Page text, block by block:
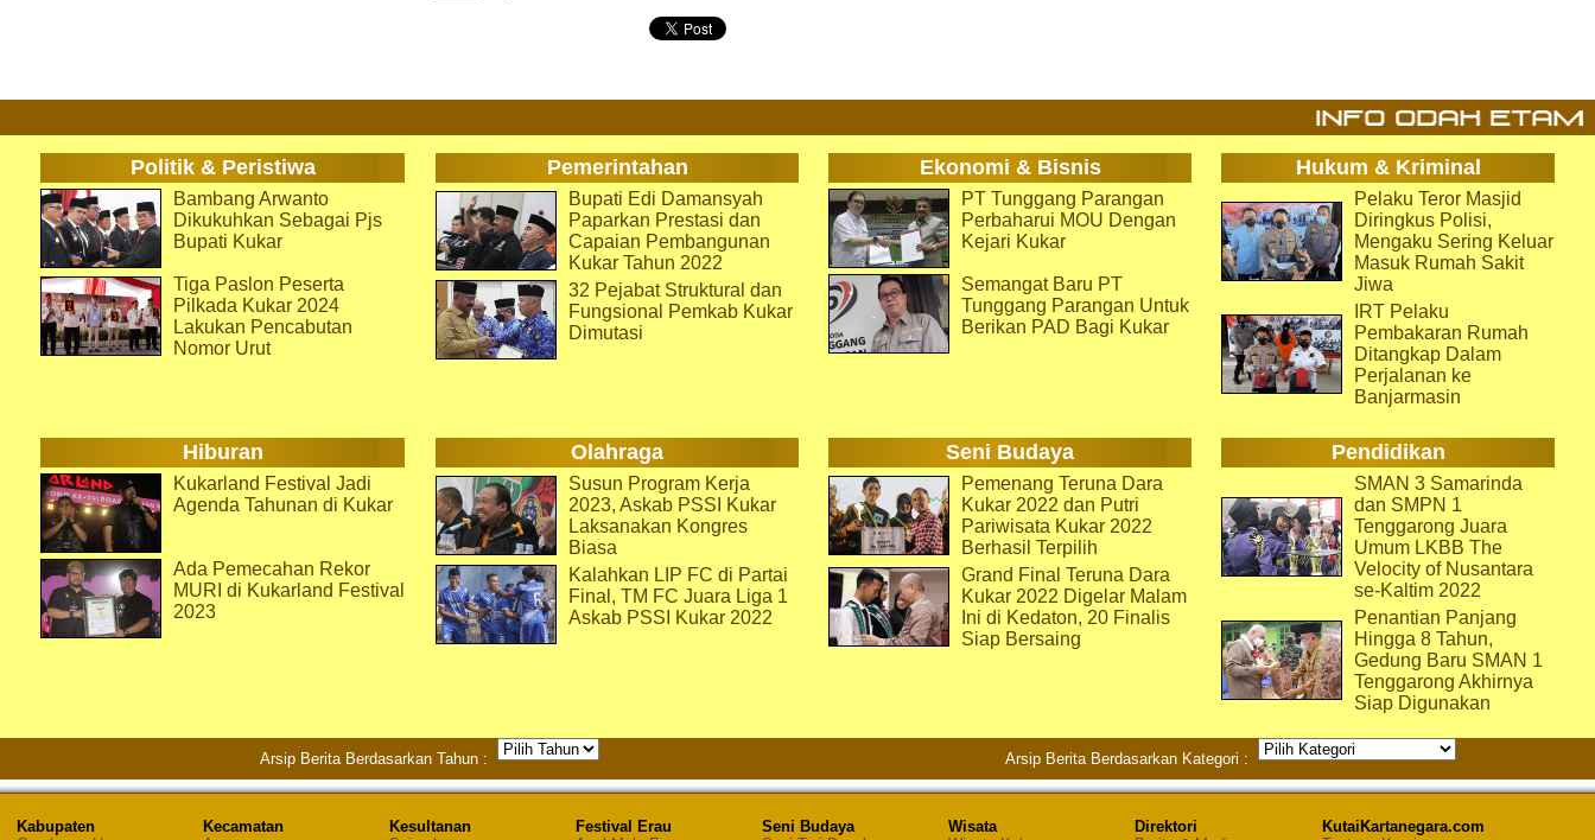
Politik & Peristiwa Pemerintahan Ekonomi & Bisnis Hukum & Kriminal
Bambang Arwanto
Dikukuhkan Sebagai Pjs
Bupati Kukar
Tiga Paslon Peserta
Pilkada Kukar 2024
Lakukan Pencabutan
Nomor Urut
Bupati Edi Damansyah
Paparkan Prestasi dan
Capaian Pembangunan
Kukar Tahun 2022
32 Pejabat Struktural dan
Fungsional Pemkab Kukar
Dimutasi
PT Tunggang Parangan
Perbaharui MOU Dengan
Kejari Kukar
Semangat Baru PT
Tunggang Parangan Untuk
Berikan PAD Bagi Kukar
Pelaku Teror Masjid
Diringkus Polisi,
Mengaku Sering Keluar
Masuk Rumah Sakit
Jiwa
IRT Pelaku
Pembakaran Rumah
Ditangkap Dalam
Perjalanan ke
Banjarmasin
Hiburan Olahraga Seni Budaya Pendidikan
Kukarland Festival Jadi
Agenda Tahunan di Kukar
Ada Pemecahan Rekor
MURI di Kukarland Festival
2023
Susun Program Kerja
2023, Askab PSSI Kukar
Laksanakan Kongres
Biasa
Kalahkan LIP FC di Partai
Final, TM FC Juara Liga 1
Askab PSSI Kukar 2022
Pemenang Teruna Dara
Kukar 2022 dan Putri
Pariwisata Kukar 2022
Berhasil Terpilih
Grand Final Teruna Dara
Kukar 2022 Digelar Malam
Ini di Kedaton, 20 Finalis
Siap Bersaing
SMAN 3 Samarinda
dan SMPN 1
Tenggarong Juara
Umum LKBB The
Velocity of Nusantara
se-Kaltim 2022
Penantian Panjang
Hingga 8 Tahun,
Gedung Baru SMAN 1
Tenggarong Akhirnya
Siap Digunakan
Arsip Berita Berdasarkan Tahun : Arsip Berita Berdasarkan Kategori :
Kabupaten
Kecamatan
Kesultanan
Festival Erau
Seni Budaya
Wisata
Direktori
KutaiKartanegara.com